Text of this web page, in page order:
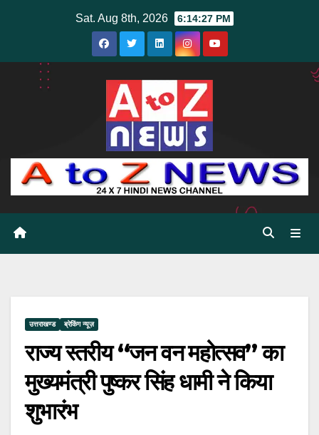
Sat. Aug 8th, 2026 6:14:29 PM
उत्तराखण्ड ब्रेकिंग न्यूज़
राज्य स्तरीय “जन वन महोत्सव” का
मुख्यमंत्री पुष्कर सिंह धामी ने किया
शुभारंभ